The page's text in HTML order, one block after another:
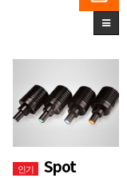
인기 Spot